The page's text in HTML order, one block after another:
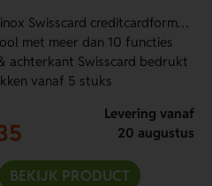
Swisscard creditcardformaat
met meer dan 10 functies
achterkant Swisscard bedrukt
vanaf 5 stuks
Levering vanaf
20 augustus
BEKIJK PRODUCT